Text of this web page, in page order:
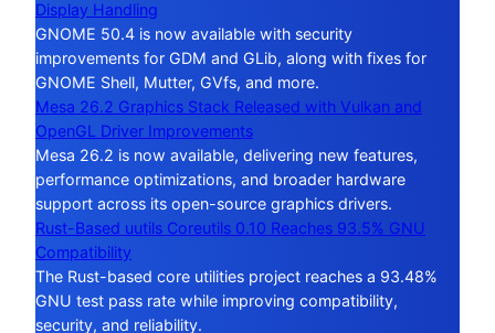
Display Handling
GNOME 50.4 is now available with security
improvements for GDM and GLib, along with fixes for
GNOME Shell, Mutter, GVfs, and more.
Mesa 26.2 Graphics Stack Released with Vulkan and
OpenGL Driver Improvements
Mesa 26.2 is now available, delivering new features,
performance optimizations, and broader hardware
support across its open-source graphics drivers.
Rust-Based uutils Coreutils 0.10 Reaches 93.5% GNU
Compatibility
The Rust-based core utilities project reaches a 93.48%
GNU test pass rate while improving compatibility,
security, and reliability.